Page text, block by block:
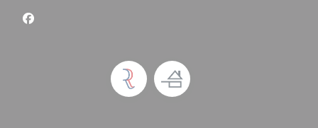
Facebook ((在新窗口中打开))